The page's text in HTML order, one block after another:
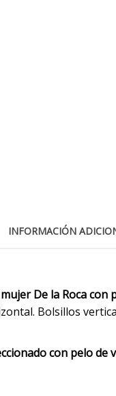
INFORMACIÓN
De la Roca con
Bolsillos
con pelo de